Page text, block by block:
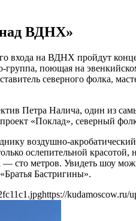
над ВДНХ»
входа на ВДНХ пройдут
поющая на
северного фолка,
Петра Налича, один из
«Поклад», северный
воздушно-
ослепительной
— сто метров. Увидеть шоу
Бастригины».
https://kudamoscow.ru/